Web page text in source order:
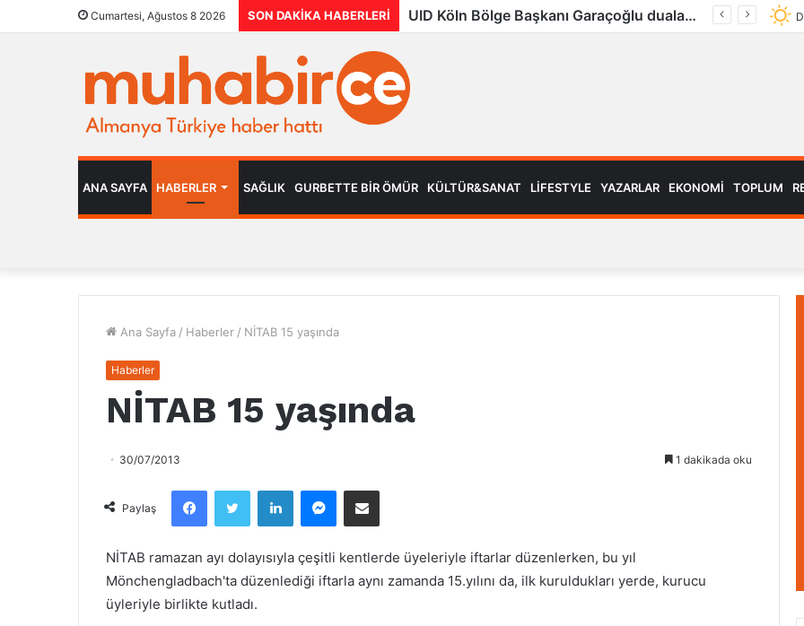
Cumartesi, Ağustos 8 2026 SON DAKIKA HABERLERI UID Köln Bölge Başkanı Garaçoğlu dualarla son yolculuğuna uğurlandı
ANA SAYFA HABERLER SAĞLIK GURBETTE BIR ÖMÜR KÜLTÜR&SANAT LIFESTYLE YAZARLAR EKONOMI TOPLUM
Ana Sayfa / Haberler / NİTAB 15 yaşında
Haberler
NİTAB 15 yaşında
30/07/2013 1 dakikada oku
Paylaş
NİTAB ramazan ayı dolayısıyla çeşitli kentlerde üyeleriyle iftarlar düzenlerken, bu yıl
Mönchengladbach'ta düzenlediği iftarla aynı zamanda 15.yılını da, ilk kuruldukları yerde, kurucu
üyleriyle birlikte kutladı.